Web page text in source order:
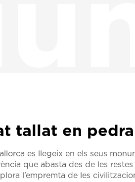
tallat en pedra
es llegeix en els seus
que abasta des de les
l’empremta de les